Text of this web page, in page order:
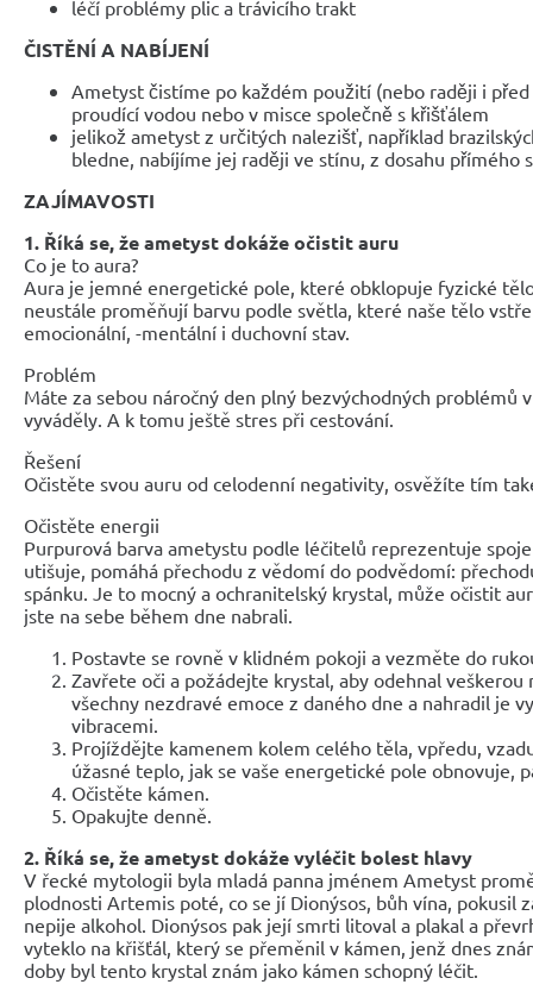
léčí problémy plic a trávicího trakt
ČISTĚNÍ A NABÍJENÍ
Ametyst čistíme po každém použití (nebo raději i
proudící vodou nebo v misce společně s křišťálem
jelikož ametyst z určitých nalezišť, například
bledne, nabíjíme jej raději ve stínu, z dosahu přímého
ZAJÍMAVOSTI
1. Říká se, že ametyst dokáže očistit auru
Co je to aura?
Aura je jemné energetické pole, které obklopuje fyzické
neustále proměňují barvu podle světla, které naše tělo
emocionální, -mentální i duchovní stav.
Problém
Máte za sebou náročný den plný bezvýchodných problémů
vyváděly. A k tomu ještě stres při cestování.
Řešení
Očistěte svou auru od celodenní negativity, osvěžíte tím
Očistěte energii
Purpurová barva ametystu podle léčitelů reprezentuje
utišuje, pomáhá přechodu z vědomí do podvědomí:
spánku. Je to mocný a ochranitelský krystal, může očistit
jste na sebe během dne nabrali.
Postavte se rovně v klidném pokoji a vezměte do
Zavřete oči a požádejte krystal, aby odehnal
všechny nezdravé emoce z daného dne a nahradil je
vibracemi.
Projíždějte kamenem kolem celého těla, vpředu,
úžasné teplo, jak se vaše energetické pole obnovuje,
Očistěte kámen.
Opakujte denně.
2. Říká se, že ametyst dokáže vyléčit bolest hlavy
V řecké mytologii byla mladá panna jménem Ametyst
plodnosti Artemis poté, co se jí Dionýsos, bůh vína, pokusil
nepije alkohol. Dionýsos pak její smrti litoval a plakal a
vyteklo na křišťál, který se přeměnil v kámen, jenž dnes
doby byl tento krystal znám jako kámen schopný léčit.